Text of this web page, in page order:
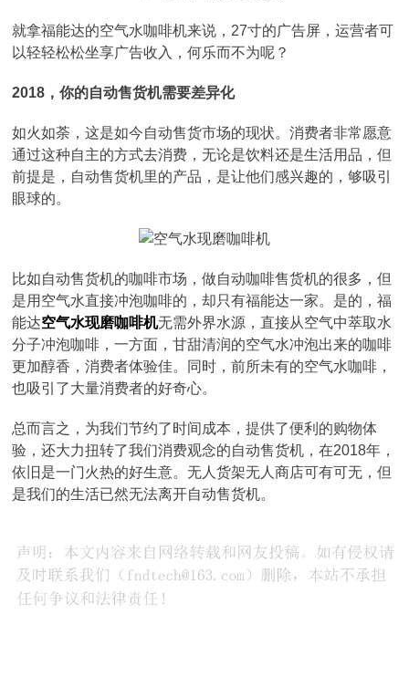
就拿福能达的空气水咖啡机来说，27寸的广告屏，运营者可
以轻轻松松坐享广告收入，何乐而不为呢？
2018，你的自动售货机需要差异化
如火如荼，这是如今自动售货市场的现状。消费者非常愿意
通过这种自主的方式去消费，无论是饮料还是生活用品，但
前提是，自动售货机里的产品，是让他们感兴趣的，够吸引
眼球的。
比如自动售货机的咖啡市场，做自动咖啡售货机的很多，但
是用空气水直接冲泡咖啡的，却只有福能达一家。是的，福
能达空气水现磨咖啡机无需外界水源，直接从空气中萃取水
分子冲泡咖啡，一方面，甘甜清润的空气水冲泡出来的咖啡
更加醇香，消费者体验佳。同时，前所未有的空气水咖啡，
也吸引了大量消费者的好奇心。
总而言之，为我们节约了时间成本，提供了便利的购物体
验，还大力扭转了我们消费观念的自动售货机，在2018年，
依旧是一门火热的好生意。无人货架无人商店可有可无，但
是我们的生活已然无法离开自动售货机。